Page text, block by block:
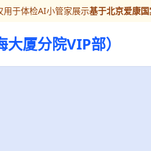
用于体检AI小管家展示基于北京爱康
厦分院VIP部）